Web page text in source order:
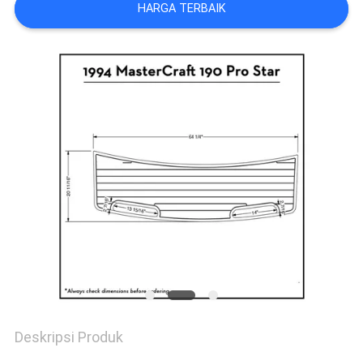
PERMINTAAN
PENAWARAN
PRIVACY
POLICY
HARGA TERBAIK
Deskripsi Produk